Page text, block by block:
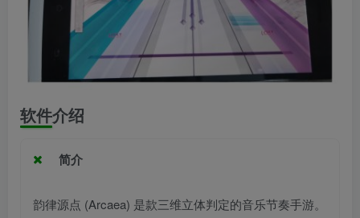
软件介绍
简介
韵律源点 (Arcaea) 是款三维立体判定的音乐节奏手游。